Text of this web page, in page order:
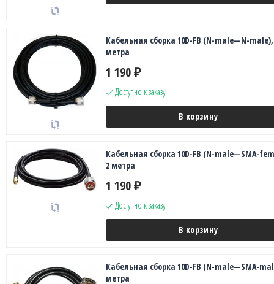
Кабельная сборка 10D-FB (N-male—N-male),
метра
1 190 ₽
Доступно к заказу
В корзину
Кабельная сборка 10D-FB (N-male—SMA-
2 метра
1 190 ₽
Доступно к заказу
В корзину
Кабельная сборка 10D-FB (N-male—SMA-
метра